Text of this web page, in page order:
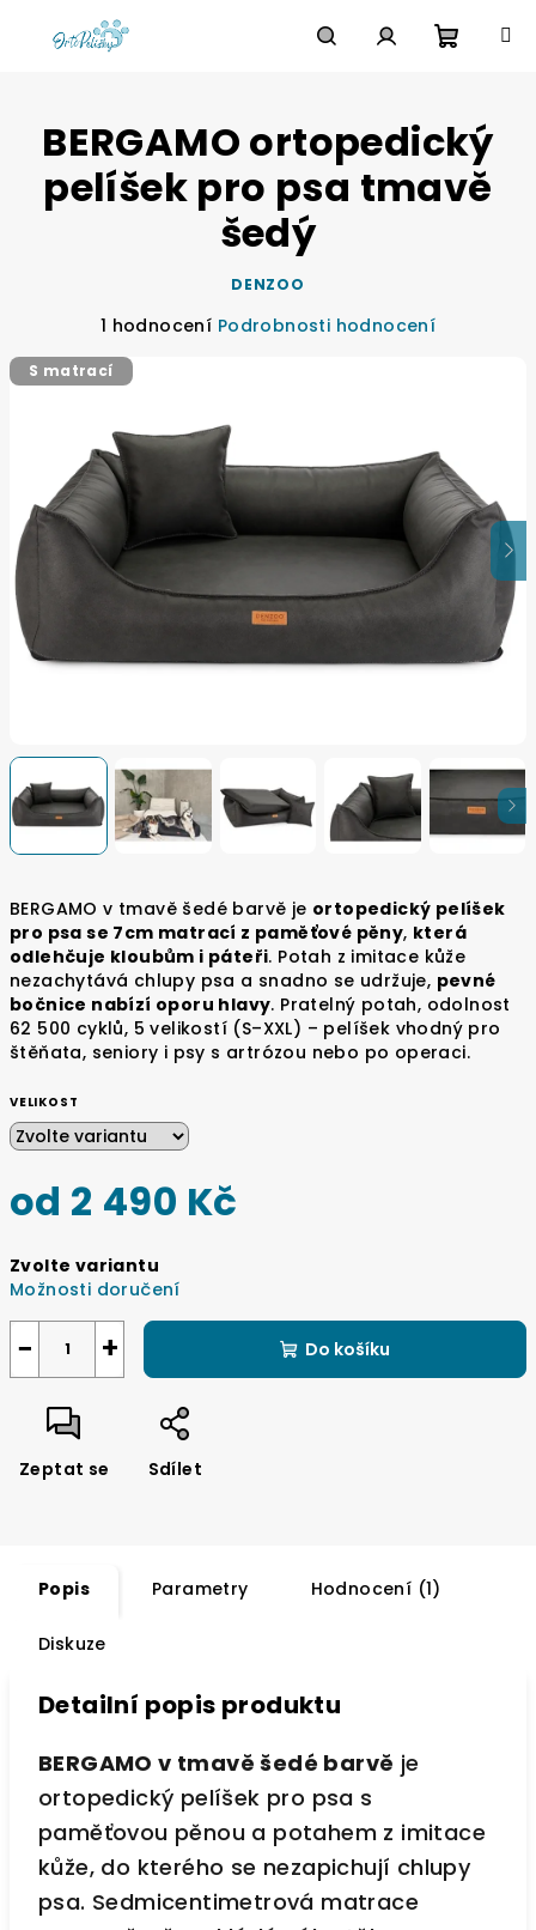
košík
BERGAMO v tmavě šedé barvě je ortopedický pelíšek
pro psa se 7cm matrací z paměťové pěny, která
odlehčuje kloubům i páteři. Potah z imitace kůže
nezachytává chlupy psa a snadno se udržuje, pevné
bočnice nabízí oporu hlavy. Pratelný potah, odolnost
62 500 cyklů, 5 velikostí (S–XXL) – pelíšek vhodný pro
štěňata, seniory i psy s artrózou nebo po operaci.
VELIKOST
od 2 490 Kč
cena:
Zvolte variantu
Možnosti doručení
+
− Do košíku
Zeptat se Sdílet
BERGAMO ortopedický
pelíšek pro psa tmavě
šedý
DENZOO
Průměrné
produktu
z
5
hvězdiček.
1 hodnocení Podrobnosti hodnocení
S matrací
Popis Parametry Hodnocení (1)
Diskuze
Detailní popis produktu
BERGAMO v tmavě šedé barvě je
ortopedický pelíšek pro psa s
paměťovou pěnou a potahem z imitace
kůže, do kterého se nezapichují chlupy
psa. Sedmicentimetrová matrace